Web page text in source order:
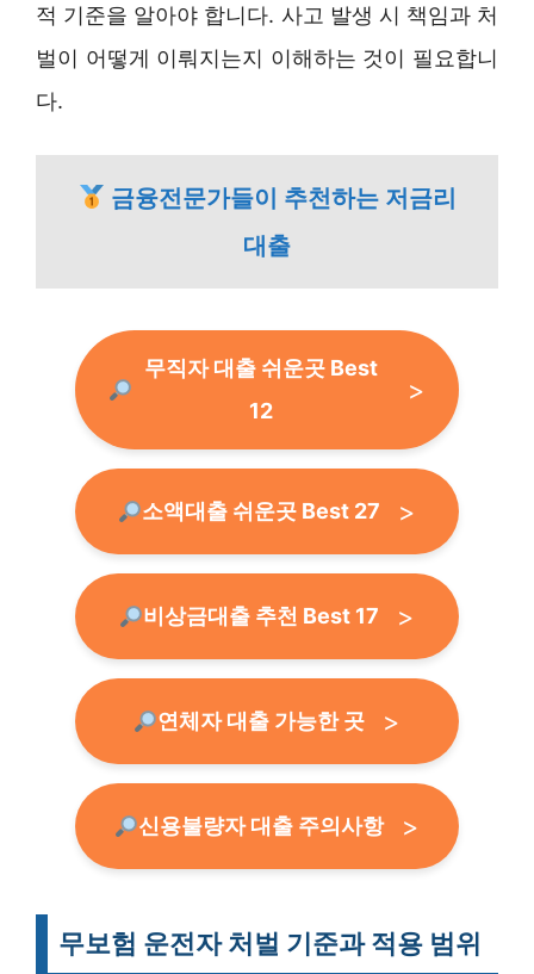
적 기준을 알아야 합니다. 사고 발생 시 책임과 처
벌이 어떻게 이뤄지는지 이해하는 것이 필요합니
다.
금융전문가들이 추천하는 저금리
대출
무직자 대출 쉬운곳 Best
12
소액대출 쉬운곳 Best 27
비상금대출 추천 Best 17
연체자 대출 가능한 곳
신용불량자 대출 주의사항
무보험 운전자 처벌 기준과 적용 범위